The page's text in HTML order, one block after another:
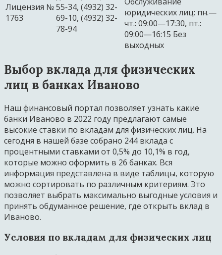
Лицензия №
1763
55-34, (4932) 32-
69-10, (4932) 32-
78-94
юридических лиц: пн.—
чт.: 09:00—17:30, пт.:
09:00—16:15 Без
выходных
Выбор вклада для физических
лиц в банках Иваново
Наш финансовый портал позволяет узнать какие
банки Иваново в 2022 году предлагают самые
высокие ставки по вкладам для физических лиц. На
сегодня в нашей базе собрано 244 вклада с
процентными ставками от 0,5% до 10,1% в год,
которые можно оформить в 26 банках. Вся
информация представлена в виде таблицы, которую
можно сортировать по различным критериям. Это
позволяет выбрать максимально выгодные условия и
принять обдуманное решение, где открыть вклад в
Иваново.
Условия по вкладам для физических лиц